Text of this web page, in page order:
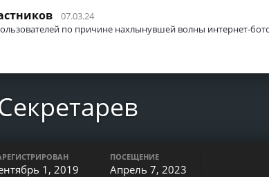
07.03.24
по причине нахлынувшей волны интернет-
1, 2019
ПОСЕЩЕНИЕ
Апрель 7, 2023